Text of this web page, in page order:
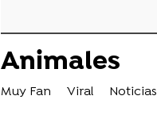
Animales
Muy Fan Viral Noticias